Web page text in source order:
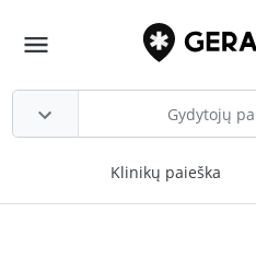
Klinikų paieška